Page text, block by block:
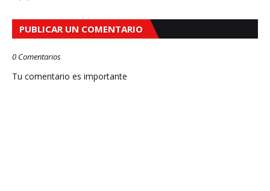
PUBLICAR UN COMENTARIO
0 Comentarios
Tu comentario es importante